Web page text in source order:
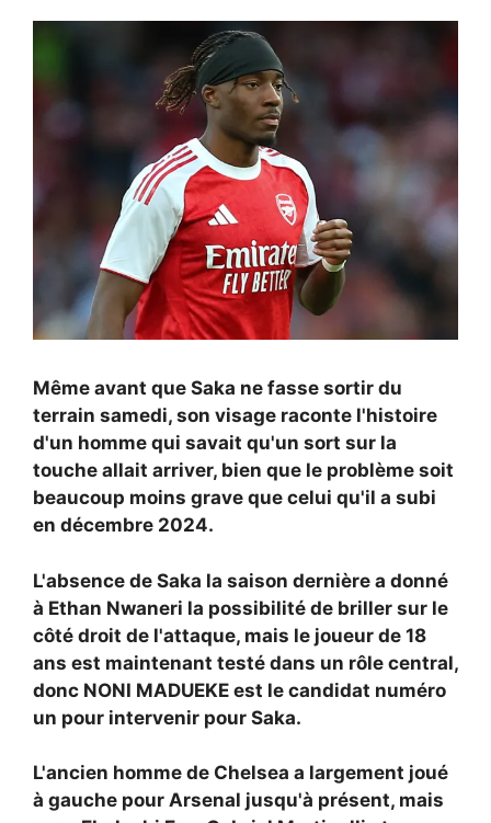
Même avant que Saka ne fasse sortir du
terrain samedi, son visage raconte l'histoire
d'un homme qui savait qu'un sort sur la
touche allait arriver, bien que le problème soit
beaucoup moins grave que celui qu'il a subi
en décembre 2024.
L'absence de Saka la saison dernière a donné
à Ethan Nwaneri la possibilité de briller sur le
côté droit de l'attaque, mais le joueur de 18
ans est maintenant testé dans un rôle central,
donc NONI MADUEKE est le candidat numéro
un pour intervenir pour Saka.
L'ancien homme de Chelsea a largement joué
à gauche pour Arsenal jusqu'à présent, mais